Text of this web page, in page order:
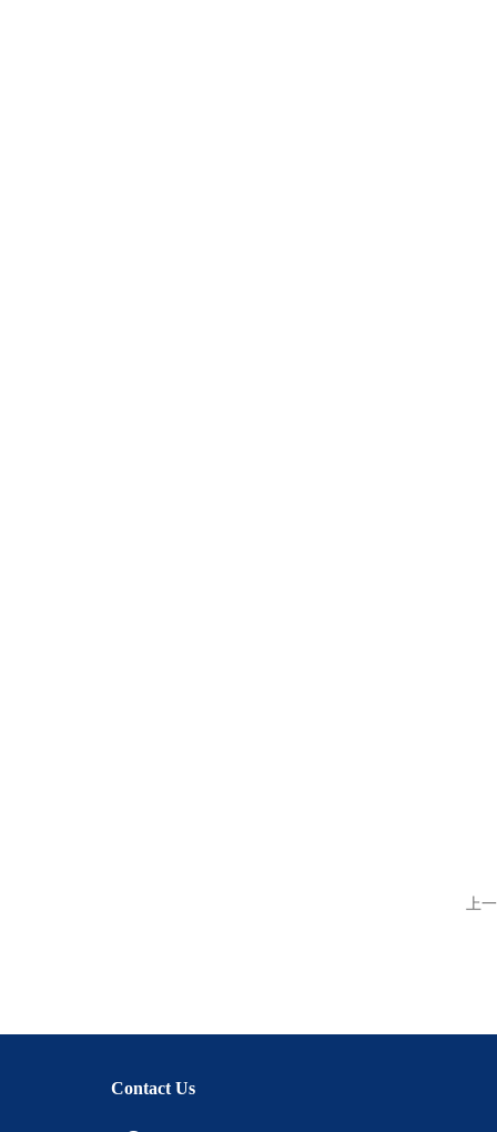
上
Contact Us